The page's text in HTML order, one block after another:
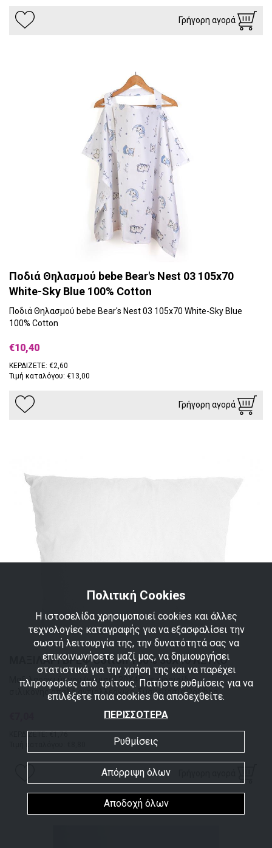
Γρήγορη αγορά
Ποδιά Θηλασμού bebe Bear's Nest 03 105x70
White-Sky Blue 100% Cotton
Ποδιά Θηλασμού bebe Bear's Nest 03 105x70 White-Sky Blue
100% Cotton
€10,40
ΚΕΡΔΙΖΕΤΕ: €2,60
Τιμή καταλόγου: €13,00
Γρήγορη αγορά
ΜΑΞΙΛΑΡΙ ΒΡΕΦ Cotton 100% 30Χ40 ΛΕΥΚΟ
Μαξιλαράκι ύπνου (γεμιση) 30Χ40 με σφαιρίδια
σιλικόνης,απαλό,αντιαλλεργικό-Συσκευασία Polybag
Πολιτική Cookies
Η ιστοσελίδα χρησιμοποιεί cookies και άλλες
τεχνολογίες καταγραφής για να εξασφαλίσει την
σωστή λειτουργία της, την δυνατότητά σας να
επικοινωνήσετε μαζί μας, να δημιουργήσει
στατιστικά για την χρήση της και να παρέχει
πληροφορίες από τρίτους. Πατήστε ρυθμίσεις για να
επιλέξετε ποια cookies θα αποδεχθείτε.
ΠΕΡΙΣΣΟΤΕΡΑ
Ρυθμίσεις
Απόρριψη όλων
Αποδοχή όλων